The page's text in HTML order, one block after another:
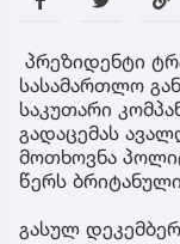
პრეზიდენტი
სასამართლო
საკუთარი
გადაცემას
მოთხოვნა
წერს
გასულ